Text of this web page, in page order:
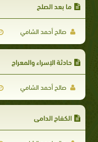
ما بعد الصلح
صالح أحمد الشامي
حادثة الإسراء والمعراج
صالح أحمد الشامي
الكفاح الدامي